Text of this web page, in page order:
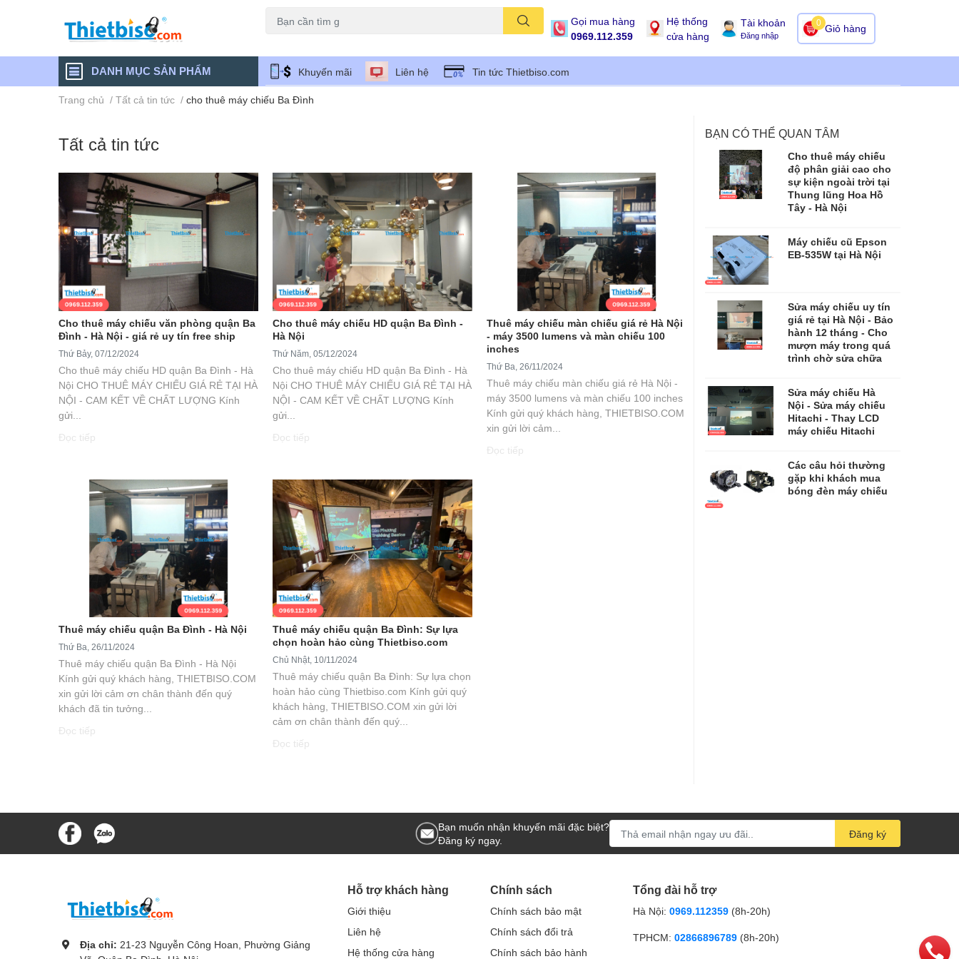
Gọi mua hàng
0969.112.359
Hệ thống
cửa hàng
Tài khoản
Đăng nhập
Giỏ hàng
0
DANH MỤC SẢN PHẨM Khuyến mãi Liên hệ Tin tức Thietbiso.com
Trang chủ / Tất cả tin tức / cho thuê máy chiếu Ba Đình
Tất cả tin tức
Cho thuê máy chiếu văn phòng quận Ba
Đình - Hà Nội - giá rẻ uy tín free ship
Thứ Bảy, 07/12/2024
Cho thuê máy chiếu HD quận Ba Đình - Hà
Nội CHO THUÊ MÁY CHIẾU GIÁ RẺ TẠI HÀ
NỘI - CAM KẾT VỀ CHẤT LƯỢNG Kính
gửi...
Đọc tiếp
Cho thuê máy chiếu HD quận Ba Đình -
Hà Nội
Thứ Năm, 05/12/2024
Cho thuê máy chiếu HD quận Ba Đình - Hà
Nội CHO THUÊ MÁY CHIẾU GIÁ RẺ TẠI HÀ
NỘI - CAM KẾT VỀ CHẤT LƯỢNG Kính
gửi...
Đọc tiếp
Thuê máy chiếu màn chiếu giá rẻ Hà Nội
- máy 3500 lumens và màn chiếu 100
inches
Thứ Ba, 26/11/2024
Thuê máy chiếu màn chiếu giá rẻ Hà Nội -
máy 3500 lumens và màn chiếu 100 inches
Kính gửi quý khách hàng, THIETBISO.COM
xin gửi lời cảm...
Đọc tiếp
Thuê máy chiếu quận Ba Đình - Hà Nội
Thứ Ba, 26/11/2024
Thuê máy chiếu quận Ba Đình - Hà Nội
Kính gửi quý khách hàng, THIETBISO.COM
xin gửi lời cảm ơn chân thành đến quý
khách đã tin tưởng...
Đọc tiếp
Thuê máy chiếu quận Ba Đình: Sự lựa
chọn hoàn hảo cùng Thietbiso.com
Chủ Nhật, 10/11/2024
Thuê máy chiếu quận Ba Đình: Sự lựa chọn
hoàn hảo cùng Thietbiso.com Kính gửi quý
khách hàng, THIETBISO.COM xin gửi lời
cảm ơn chân thành đến quý...
Đọc tiếp
BẠN CÓ THỂ QUAN TÂM
Cho thuê máy chiếu
độ phân giải cao cho
sự kiện ngoài trời tại
Thung lũng Hoa Hồ
Tây - Hà Nội
Máy chiếu cũ Epson
EB-535W tại Hà Nội
Sửa máy chiếu uy tín
giá rẻ tại Hà Nội - Bảo
hành 12 tháng - Cho
mượn máy trong quá
trình chờ sửa chữa
​​​​​​​Sửa máy chiếu Hà
Nội - Sửa máy chiếu
Hitachi - Thay LCD
máy chiếu Hitachi
Các câu hỏi thường
gặp khi khách mua
bóng đèn máy chiếu
Bạn muốn nhận khuyến mãi đặc biệt?
Đăng ký ngay.
Đăng ký
Địa chỉ: 21-23 Nguyễn Công Hoan, Phường Giảng
Hỗ trợ khách hàng
Giới thiệu
Liên hệ
Hệ thống cửa hàng
Chính sách
Chính sách bảo mật
Chính sách đổi trả
Chính sách bảo hành
Tổng đài hỗ trợ
Hà Nội: 0969.112359 (8h-20h)
TPHCM: 02866896789 (8h-20h)